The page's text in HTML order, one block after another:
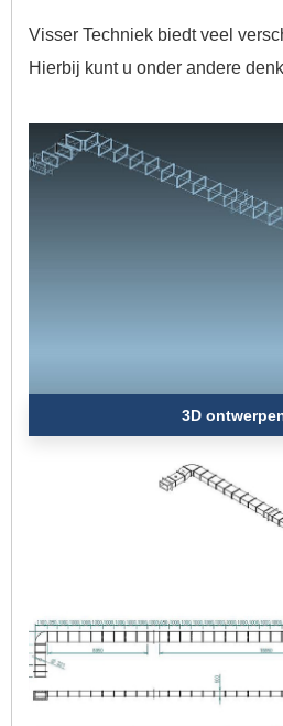
Visser Techniek biedt veel
Hierbij kunt u onder andere
3D